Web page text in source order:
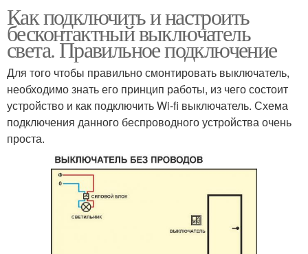
Как подключить и настроить
бесконтактный выключатель
света. Правильное подключение
Для того чтобы правильно смонтировать выключатель,
необходимо знать его принцип работы, из чего состоит
устройство и как подключить Wi-fi выключатель. Схема
подключения данного беспроводного устройства очень
проста.